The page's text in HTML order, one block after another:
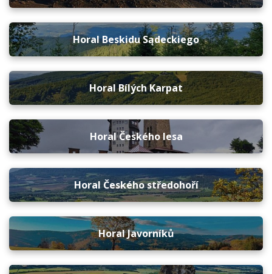
Horal Beskidu Sądeckiego
Horal Bílých Karpat
Horal Českého lesa
Horal Českého středohoří
Horal Javorníků